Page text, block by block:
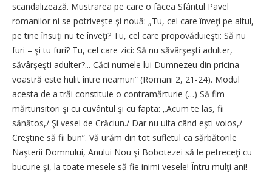
scandalizează. Mustrarea pe care o făcea Sfântul Pavel
romanilor ni se potriveşte şi nouă: „Tu, cel care înveţi pe altul,
pe tine însuţi nu te înveţi? Tu, cel care propovăduieşti: Să nu
furi – şi tu furi? Tu, cel care zici: Să nu săvârşeşti adulter,
săvârşeşti adulter?... Căci numele lui Dumnezeu din pricina
voastră este hulit între neamuri” (Romani 2, 21-24). Modul
acesta de a trăi constituie o contramărturie (…) Să fim
mărturisitori şi cu cuvântul şi cu fapta: „Acum te las, fii
sănătos,/ Şi vesel de Crăciun./ Dar nu uita când eşti voios,/
Creştine să fii bun”. Vă urăm din tot sufletul ca sărbătorile
Naşterii Domnului, Anului Nou şi Bobotezei să le petreceţi cu
bucurie şi, la toate mesele să fie inimi vesele! Întru mulţi ani!